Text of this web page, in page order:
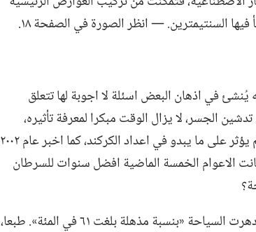
السنتيمترين.‏ —‏ انظر الصورة في الصفحة ١٨.‏
في اذهان البعض اسئلة لا اجوبة لها تتعلق
الجسر،‏ لا يزال الوقت مبكرا لمعرفة تأثيره،‏
وخصوصا من الناحية البيئية.‏ لكنَّ الجسر لم يؤثر على ما يبدو في اعداد الكركند،‏ كما اخبر عام ٢٠٠٢
الاعوام الخمسة الماضية افضل سنوات للسرطان
يقول احد التقارير انه في الفترة الاخيرة ازدهرت السياحة «بنسبة مذهلة بلغت ٦١ في المئة».‏ طبعا،‏